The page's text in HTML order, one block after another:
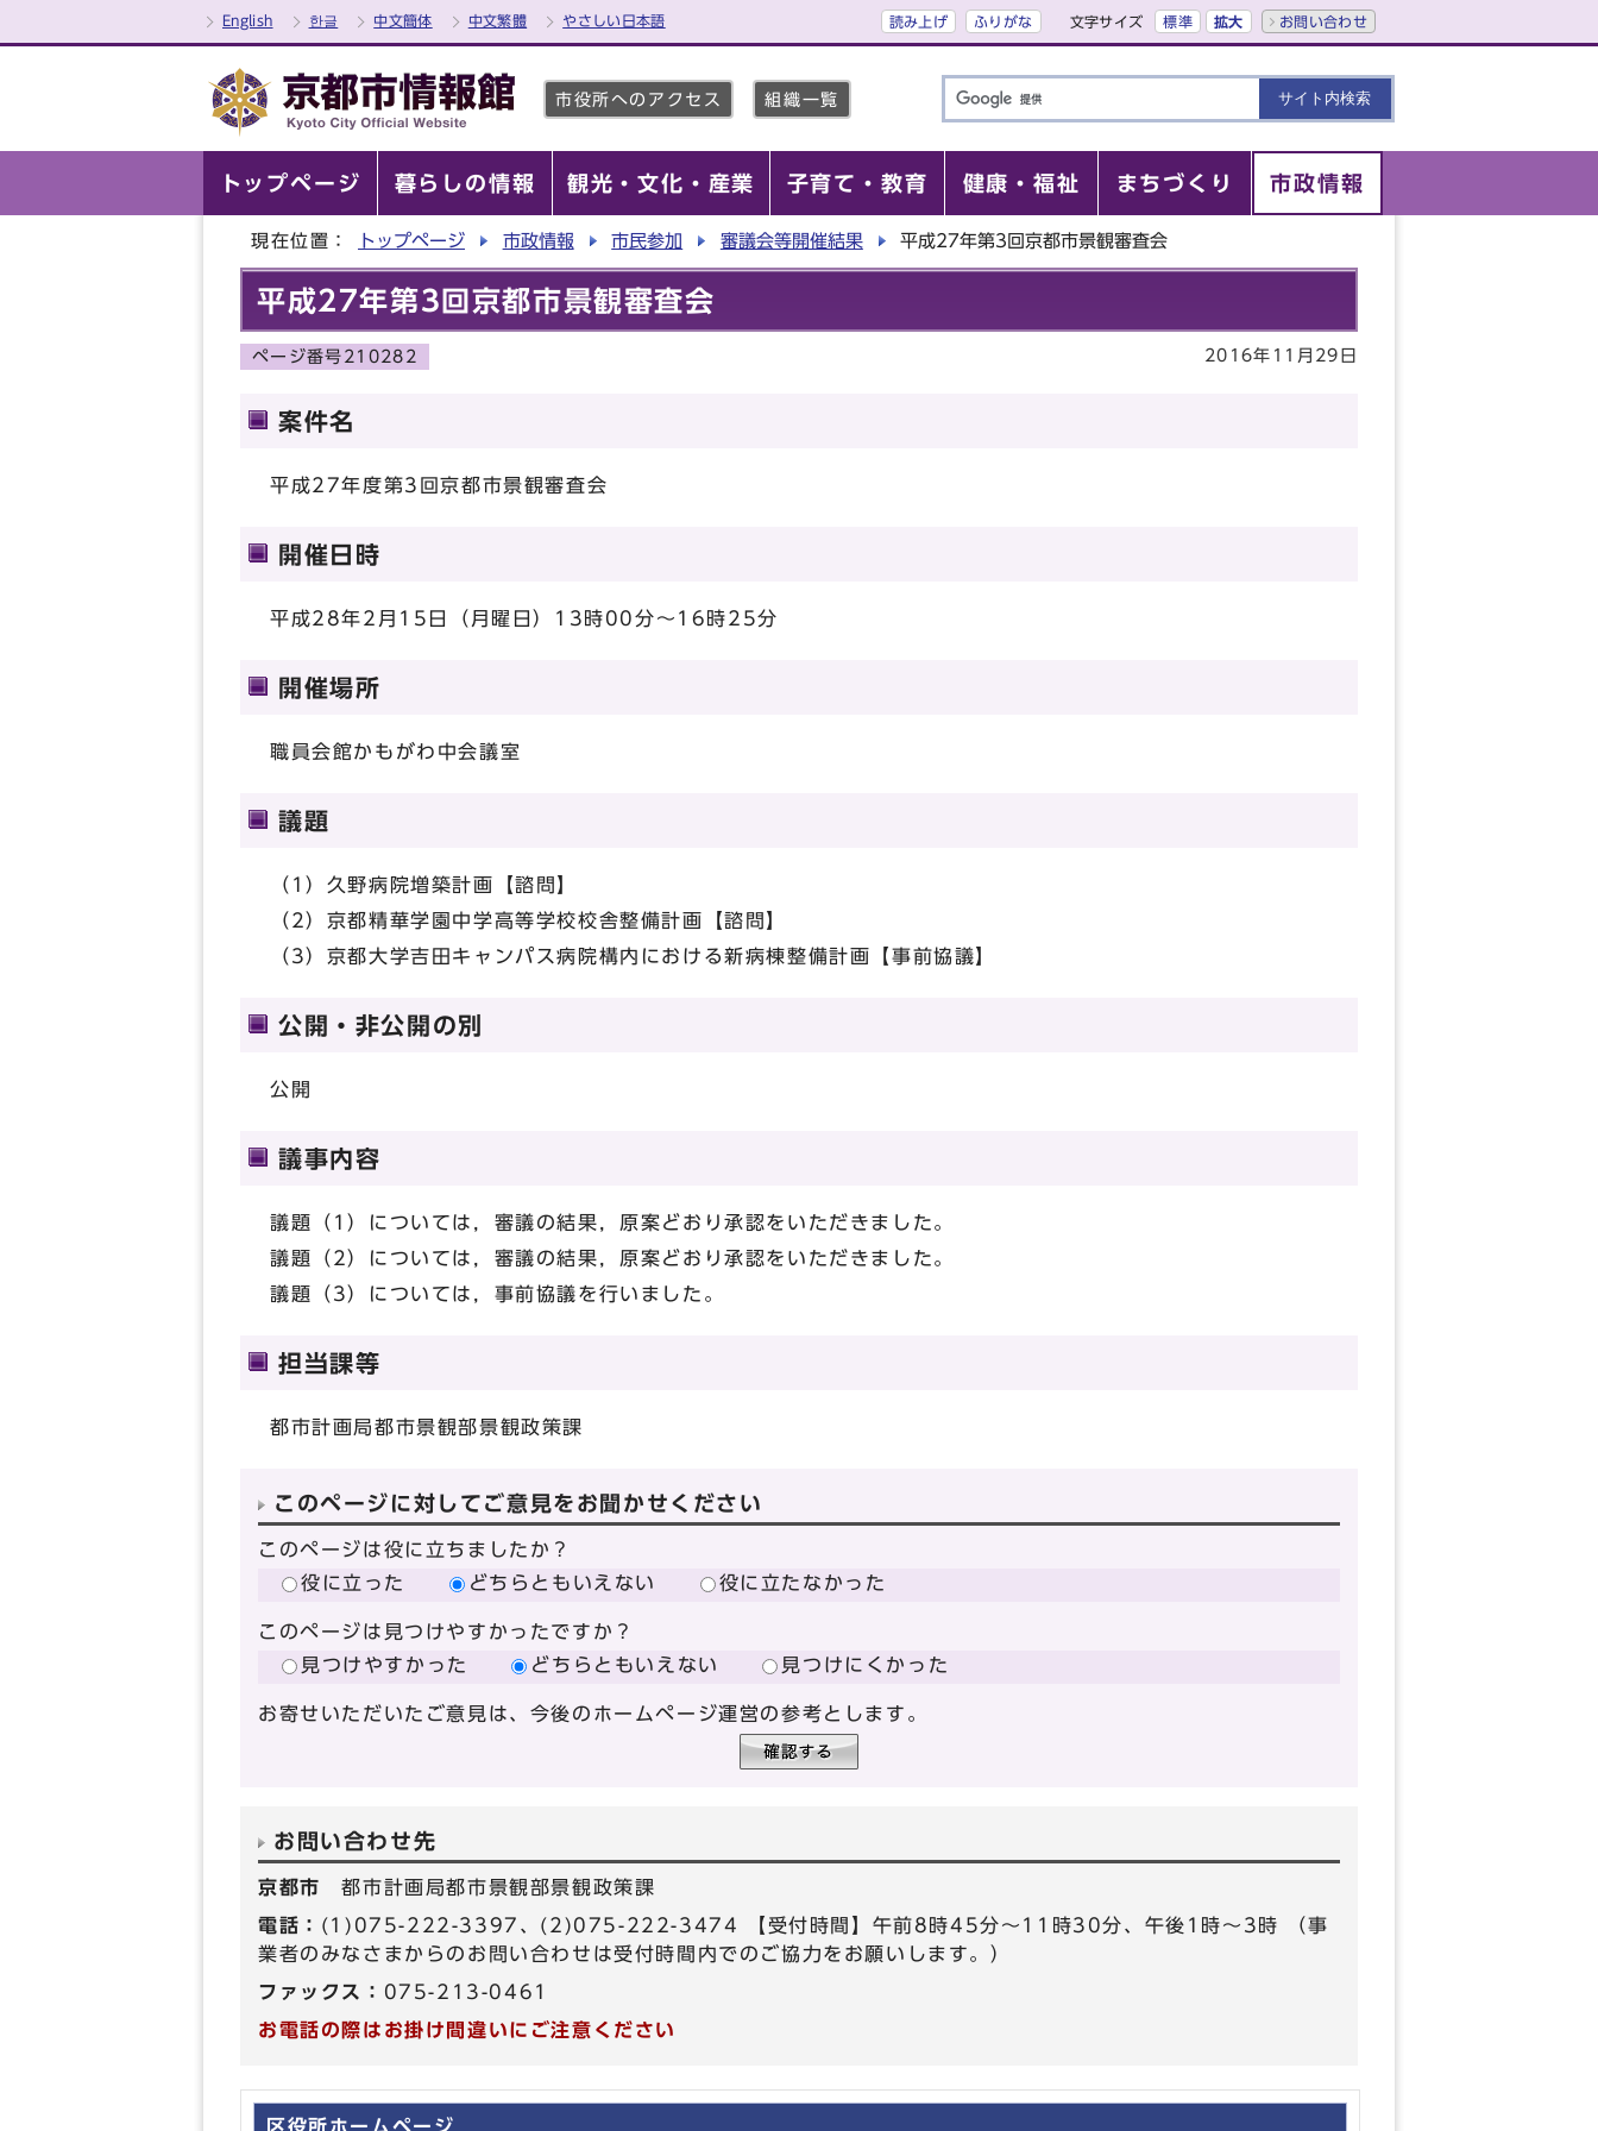
English 한글 中文簡体 中文繁體 やさしい日本語 読み上げ ふりがな 文字サイズ 標準 拡大 お問い合わせ
市役所へのアクセス 組織一覧
トップページ 暮らしの情報 観光・文化・産業 子育て・教育 健康・福祉 まちづくり 市政情報
現在位置： トップページ 市政情報 市民参加 審議会等開催結果 平成27年第3回京都市景観審査会
平成27年第3回京都市景観審査会
ページ番号210282 2016年11月29日
案件名
平成27年度第3回京都市景観審査会
開催日時
平成28年2月15日（月曜日）13時00分～16時25分
開催場所
職員会館かもがわ中会議室
議題
（1）久野病院増築計画【諮問】
（2）京都精華学園中学高等学校校舎整備計画【諮問】
（3）京都大学吉田キャンパス病院構内における新病棟整備計画【事前協議】
公開・非公開の別
公開
議事内容
議題（1）については，審議の結果，原案どおり承認をいただきました。
議題（2）については，審議の結果，原案どおり承認をいただきました。
議題（3）については，事前協議を行いました。
担当課等
都市計画局都市景観部景観政策課
このページに対してご意見をお聞かせください
このページは役に立ちましたか？
役に立った
どちらともいえない 役に立たなかった
このページは見つけやすかったですか？
見つけやすかった
どちらともいえない 見つけにくかった
お寄せいただいたご意見は、今後のホームページ運営の参考とします。
お問い合わせ先
京都市都市計画局都市景観部景観政策課
電話： (1)075-222-3397、(2)075-222-3474 【受付時間】午前8時45分～11時30分、午後1時～3時 （事
業者のみなさまからのお問い合わせは受付時間内でのご協力をお願いします。）
ファックス： 075-213-0461
お電話の際はお掛け間違いにご注意ください
区役所ホームページ